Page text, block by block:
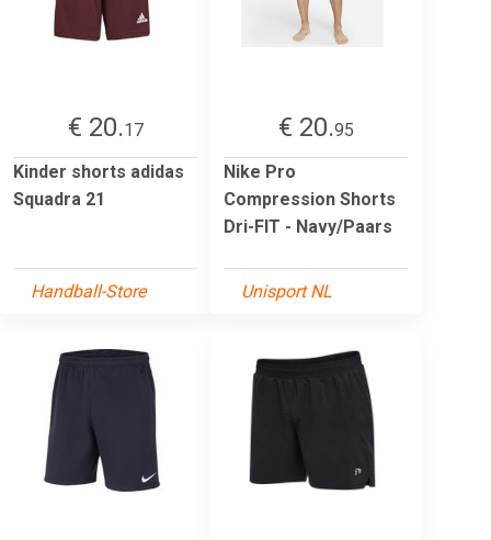
€ 20.17
Kinder shorts adidas
Squadra 21
Handball-Store
€ 20.95
Nike Pro
Compression Shorts
Dri-FIT - Navy/Paars
Unisport NL